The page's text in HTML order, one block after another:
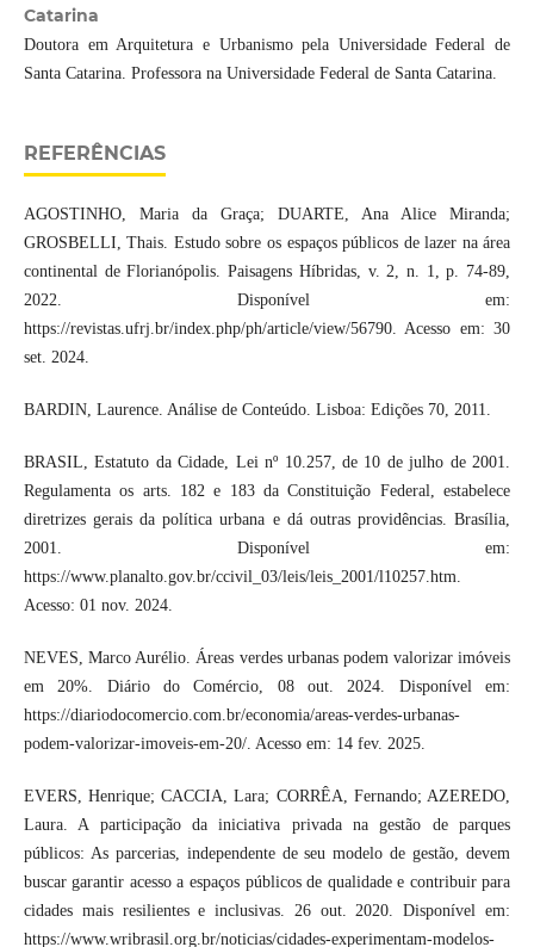
Catarina
Doutora em Arquitetura e Urbanismo pela Universidade Federal de
Santa Catarina. Professora na Universidade Federal de Santa Catarina.
REFERÊNCIAS
AGOSTINHO, Maria da Graça; DUARTE, Ana Alice Miranda;
GROSBELLI, Thais. Estudo sobre os espaços públicos de lazer na área
continental de Florianópolis. Paisagens Híbridas, v. 2, n. 1, p. 74-89,
2022. Disponível em:
https://revistas.ufrj.br/index.php/ph/article/view/56790. Acesso em: 30
set. 2024.
BARDIN, Laurence. Análise de Conteúdo. Lisboa: Edições 70, 2011.
BRASIL, Estatuto da Cidade, Lei nº 10.257, de 10 de julho de 2001.
Regulamenta os arts. 182 e 183 da Constituição Federal, estabelece
diretrizes gerais da política urbana e dá outras providências. Brasília,
2001. Disponível em:
https://www.planalto.gov.br/ccivil_03/leis/leis_2001/l10257.htm.
Acesso: 01 nov. 2024.
NEVES, Marco Aurélio. Áreas verdes urbanas podem valorizar imóveis
em 20%. Diário do Comércio, 08 out. 2024. Disponível em:
https://diariodocomercio.com.br/economia/areas-verdes-urbanas-
podem-valorizar-imoveis-em-20/. Acesso em: 14 fev. 2025.
EVERS, Henrique; CACCIA, Lara; CORRÊA, Fernando; AZEREDO,
Laura. A participação da iniciativa privada na gestão de parques
públicos: As parcerias, independente de seu modelo de gestão, devem
buscar garantir acesso a espaços públicos de qualidade e contribuir para
cidades mais resilientes e inclusivas. 26 out. 2020. Disponível em:
https://www.wribrasil.org.br/noticias/cidades-experimentam-modelos-